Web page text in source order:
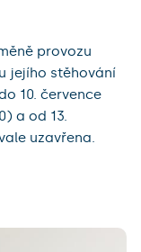
provozu
jejího stěhování
10. července
a od 13.
uzavřena.